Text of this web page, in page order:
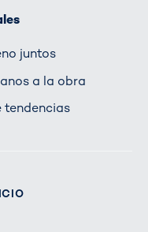
juntos
a la obra
tendencias